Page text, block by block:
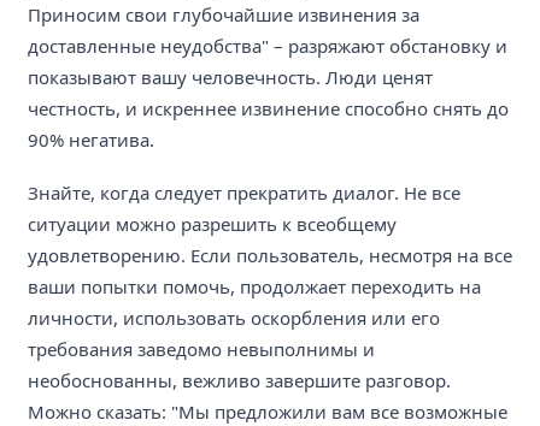
Приносим свои глубочайшие извинения за
доставленные неудобства" – разряжают обстановку и
показывают вашу человечность. Люди ценят
честность, и искреннее извинение способно снять до
90% негатива.
Знайте, когда следует прекратить диалог. Не все
ситуации можно разрешить к всеобщему
удовлетворению. Если пользователь, несмотря на все
ваши попытки помочь, продолжает переходить на
личности, использовать оскорбления или его
требования заведомо невыполнимы и
необоснованны, вежливо завершите разговор.
Можно сказать: "Мы предложили вам все возможные